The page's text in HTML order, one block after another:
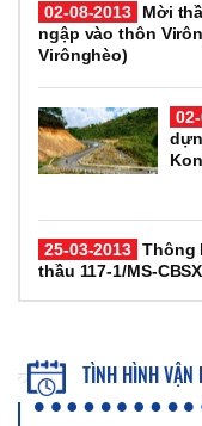
02-08-2013
Mời
ngập vào thôn
Virônghèo)
25-03-2013 Thông
thầu 117-1/MS-CBSX
TÌNH HÌNH VẬN